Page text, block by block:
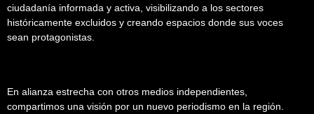
ciudadanía informada y activa, visibilizando a los sectores
históricamente excluidos y creando espacios donde sus voces
sean protagonistas.
En alianza estrecha con otros medios independientes,
compartimos una visión por un nuevo periodismo en la región.